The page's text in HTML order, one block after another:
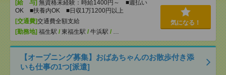
[給 与] 無資格未経験：時給1400円～ ■週払い
OK ■扶養内OK ■日収1万1200円以上
[交通費]交通費全額支給
[勤務地] 福生駅 / 東福生駅 / 牛浜駅 / …
気になる！
【オープニング募集】おばあちゃんのお散歩付き添
いも仕事の1つ[派遣]